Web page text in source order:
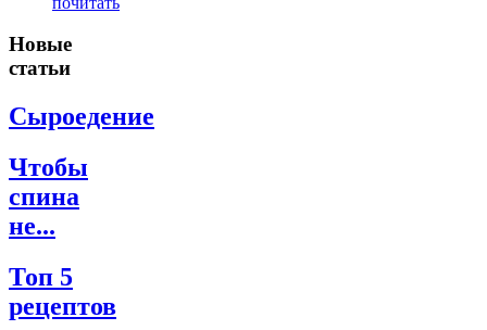
Новые
статьи
Сыроедение
Чтобы
спина
не...
Топ 5
рецептов